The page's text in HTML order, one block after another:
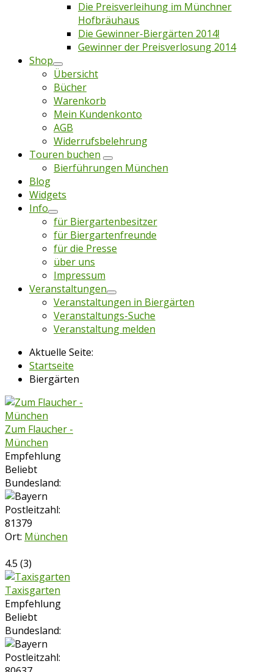
Die Preisverleihung im Münchner
Hofbräuhaus
Die Gewinner-Biergärten 2014!
Gewinner der Preisverlosung 2014
Shop
Übersicht
Bücher
Warenkorb
Mein Kundenkonto
AGB
Widerrufsbelehrung
Touren buchen
Bierführungen München
Blog
Widgets
Info
für Biergartenbesitzer
für Biergartenfreunde
für die Presse
über uns
Impressum
Veranstaltungen
Veranstaltungen in Biergärten
Veranstaltungs-Suche
Veranstaltung melden
Aktuelle Seite:
Startseite
Biergärten
Zum Flaucher -
München
Empfehlung
Beliebt
Bundesland:
Postleitzahl:
81379
Ort: München
4.5 (3)
Taxisgarten
Empfehlung
Beliebt
Bundesland:
Postleitzahl: